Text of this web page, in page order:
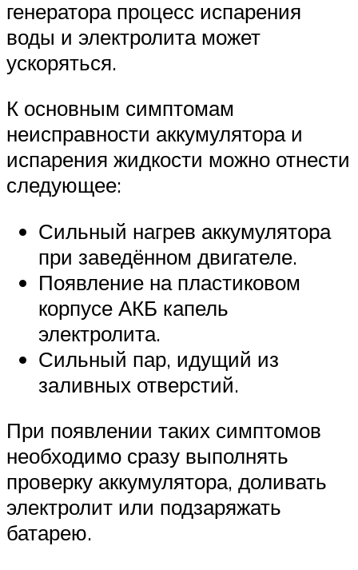
генератора процесс испарения
воды и электролита может
ускоряться.
К основным симптомам
неисправности аккумулятора и
испарения жидкости можно отнести
следующее:
Сильный нагрев аккумулятора
при заведённом двигателе.
Появление на пластиковом
корпусе АКБ капель
электролита.
Сильный пар, идущий из
заливных отверстий.
При появлении таких симптомов
необходимо сразу выполнять
проверку аккумулятора, доливать
электролит или подзаряжать
батарею.